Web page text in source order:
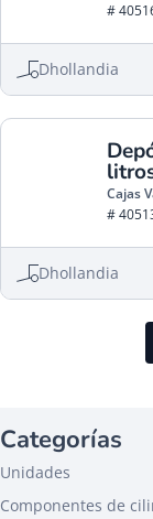
#
Dhollandia
Cajas
#
Dhollandia
Categorías
Unidades
Componentes de